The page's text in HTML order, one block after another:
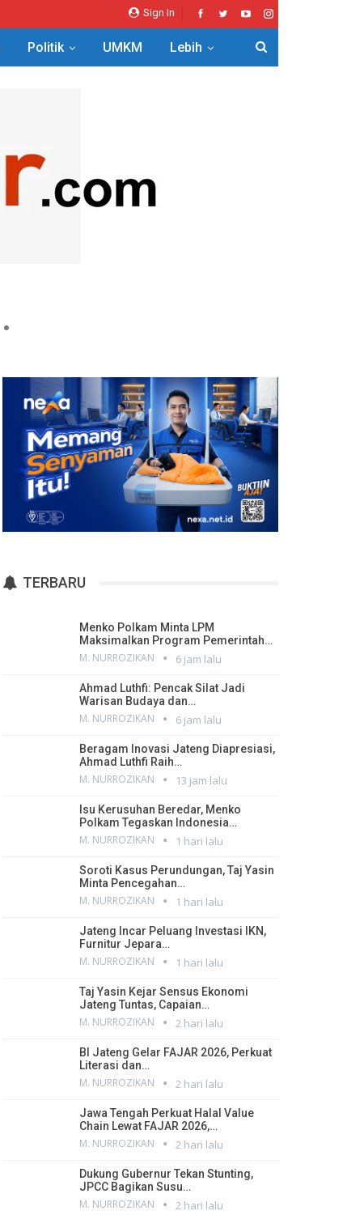
Sign In
Politik UMKM Lebih
TERBARU
Menko Polkam Minta LPM
Maksimalkan Program Pemerintah…
M. NURROZIKAN 6 jam lalu
Ahmad Luthfi: Pencak Silat Jadi
Warisan Budaya dan…
M. NURROZIKAN 6 jam lalu
Beragam Inovasi Jateng Diapresiasi,
Ahmad Luthfi Raih…
M. NURROZIKAN 13 jam lalu
Isu Kerusuhan Beredar, Menko
Polkam Tegaskan Indonesia…
M. NURROZIKAN 1 hari lalu
Soroti Kasus Perundungan, Taj Yasin
Minta Pencegahan…
M. NURROZIKAN 1 hari lalu
Jateng Incar Peluang Investasi IKN,
Furnitur Jepara…
M. NURROZIKAN 1 hari lalu
Taj Yasin Kejar Sensus Ekonomi
Jateng Tuntas, Capaian…
M. NURROZIKAN 2 hari lalu
BI Jateng Gelar FAJAR 2026, Perkuat
Literasi dan…
M. NURROZIKAN 2 hari lalu
Jawa Tengah Perkuat Halal Value
Chain Lewat FAJAR 2026,…
M. NURROZIKAN 2 hari lalu
Dukung Gubernur Tekan Stunting,
JPCC Bagikan Susu…
M. NURROZIKAN 2 hari lalu